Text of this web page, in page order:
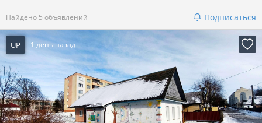
Показать 5 объявлений
Найдено 5 объявлений Подписаться
UP 1 день назад